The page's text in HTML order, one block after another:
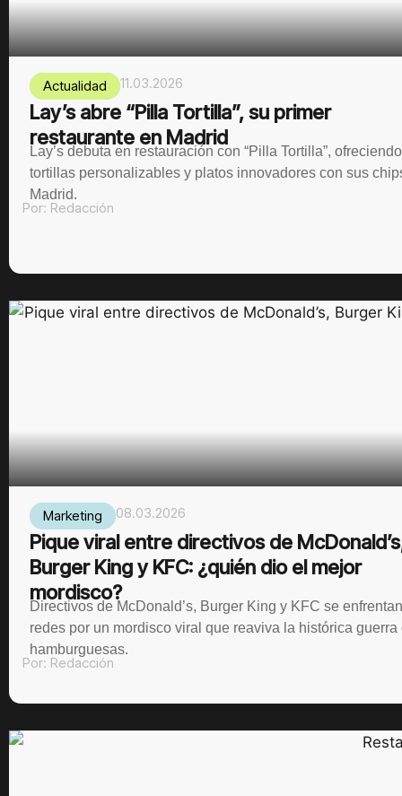
Actualidad 11.03.2026
Lay’s abre “Pilla Tortilla”, su primer
restaurante en Madrid
Lay’s debuta en restauración con “Pilla Tortilla”, ofreciendo
tortillas personalizables y platos innovadores con sus
Madrid.
Por: Redacción
Marketing 08.03.2026
Pique viral entre directivos de
Burger King y KFC: ¿quién dio el mejor
mordisco?
Directivos de McDonald’s, Burger King y KFC se
redes por un mordisco viral que reaviva la histórica guerra
hamburguesas.
Por: Redacción